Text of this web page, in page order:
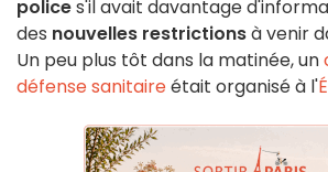
polices'il avait davantage
des nouvelles restrictionsà venir
Un peu plus tôt dans la matinée, un
défense sanitaireétait organisé à l'